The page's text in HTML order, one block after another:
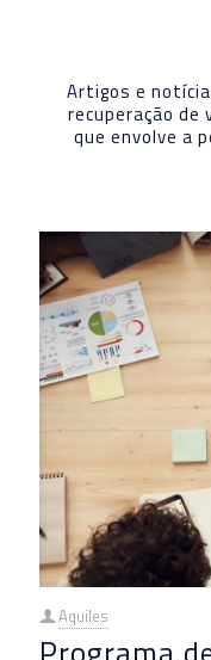
Artigos e
recuperação de
que envolve a
Aquiles